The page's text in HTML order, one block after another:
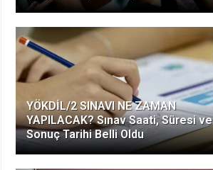
YÖKDİL/2 SINAVI NE ZAMAN
YAPILACAK? Sınav Saati, Süresi ve
Sonuç Tarihi Belli Oldu